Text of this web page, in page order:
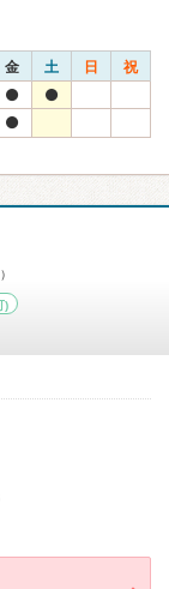
金 土 日 祝
)